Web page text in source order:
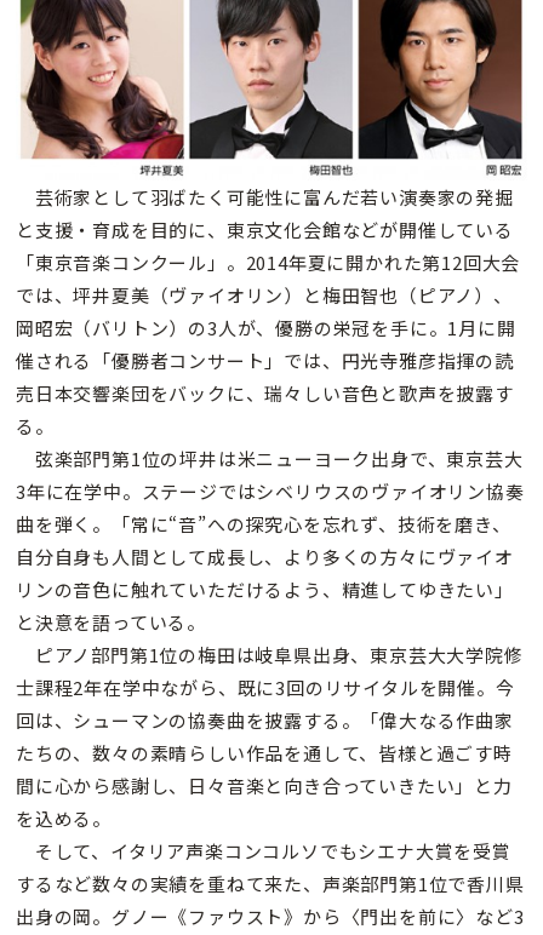
芸術家として羽ばたく可能性に富んだ若い演奏家の発掘
と支援・育成を目的に、東京文化会館などが開催している
「東京音楽コンクール」。2014年夏に開かれた第12回大会
では、坪井夏美（ヴァイオリン）と梅田智也（ピアノ）、
岡昭宏（バリトン）の3人が、優勝の栄冠を手に。1月に開
催される「優勝者コンサート」では、円光寺雅彦指揮の読
売日本交響楽団をバックに、瑞々しい音色と歌声を披露す
る。
弦楽部門第1位の坪井は米ニューヨーク出身で、東京芸大
3年に在学中。ステージではシベリウスのヴァイオリン協奏
曲を弾く。「常に“音”への探究心を忘れず、技術を磨き、
自分自身も人間として成長し、より多くの方々にヴァイオ
リンの音色に触れていただけるよう、精進してゆきたい」
と決意を語っている。
ピアノ部門第1位の梅田は岐阜県出身、東京芸大大学院修
士課程2年在学中ながら、既に3回のリサイタルを開催。今
回は、シューマンの協奏曲を披露する。「偉大なる作曲家
たちの、数々の素晴らしい作品を通して、皆様と過ごす時
間に心から感謝し、日々音楽と向き合っていきたい」と力
を込める。
そして、イタリア声楽コンコルソでもシエナ大賞を受賞
するなど数々の実績を重ねて来た、声楽部門第1位で香川県
出身の岡。グノー《ファウスト》から〈門出を前に〉など3